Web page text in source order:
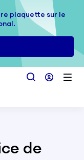
plaquette sur le
plaquette sur le
de